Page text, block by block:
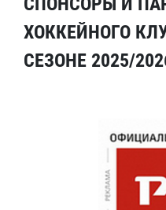
ХОККЕЙНОГО
СЕЗОНЕ 2025/